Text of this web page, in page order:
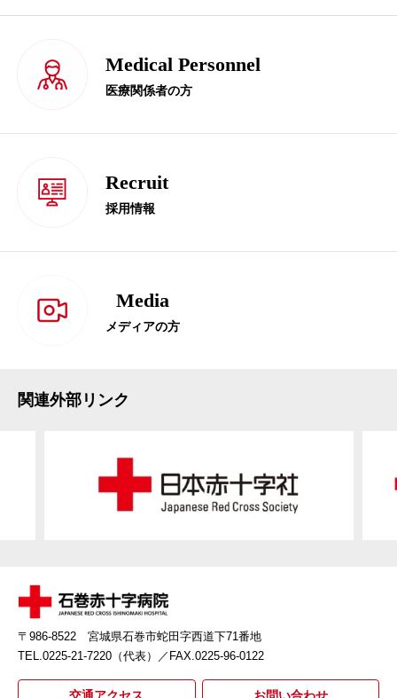
Medical Personnel
医療関係者の方
Recruit
採用情報
Media
メディアの方
関連外部リンク
〒986-8522 宮城県石巻市蛇田字西道下71番地
TEL.0225-21-7220（代表）
／FAX.0225-96-0122
交通アクセス お問い合わせ